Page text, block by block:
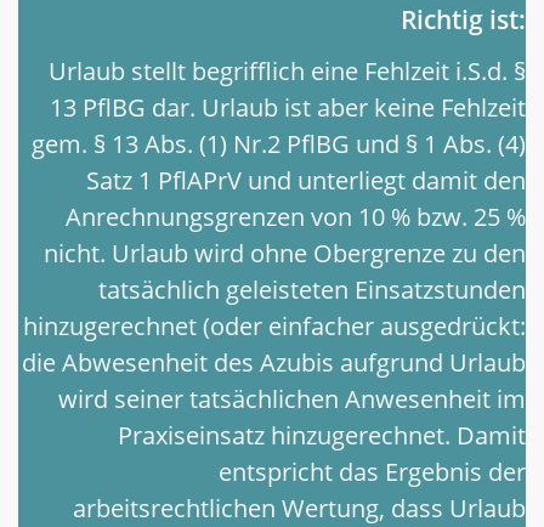
Richtig ist:
Urlaub stellt begrifflich eine Fehlzeit i.S.d. §
13 PflBG dar. Urlaub ist aber keine Fehlzeit
gem. § 13 Abs. (1) Nr.2 PflBG und § 1 Abs. (4)
Satz 1 PflAPrV und unterliegt damit den
Anrechnungsgrenzen von 10 % bzw. 25 %
nicht. Urlaub wird ohne Obergrenze zu den
tatsächlich geleisteten Einsatzstunden
hinzugerechnet (oder einfacher ausgedrückt:
die Abwesenheit des Azubis aufgrund Urlaub
wird seiner tatsächlichen Anwesenheit im
Praxiseinsatz hinzugerechnet. Damit
entspricht das Ergebnis der
arbeitsrechtlichen Wertung, dass Urlaub